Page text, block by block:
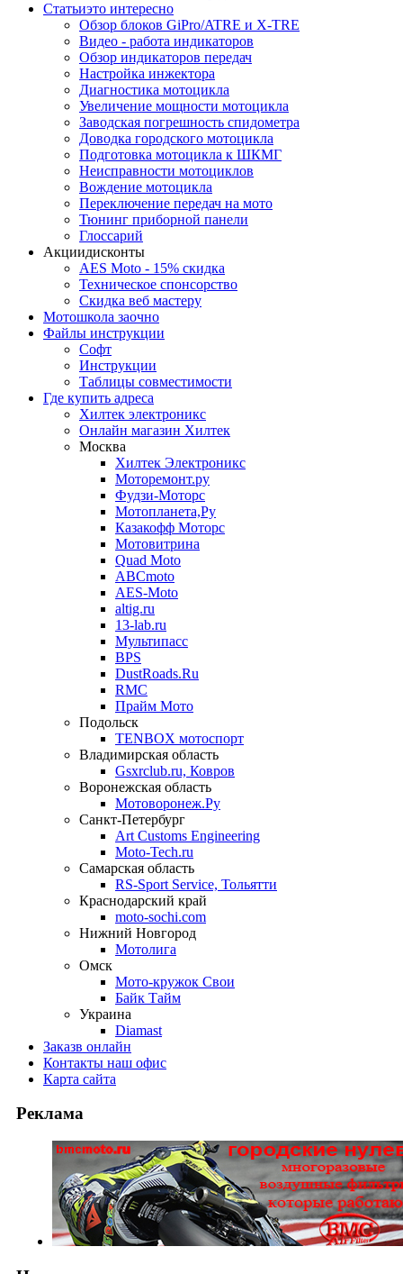
Статьиэто интересно
Обзор блоков GiPro/ATRE и X-TRE
Видео - работа индикаторов
Обзор индикаторов передач
Настройка инжектора
Диагноcтика мотоцикла
Увеличение мощности мотоцикла
Заводская погрешность спидометра
Доводка городского мотоцикла
Подготовка мотоцикла к ШКМГ
Неисправности мотоциклов
Вождение мотоцикла
Переключение передач на мото
Тюнинг приборной панели
Глоссарий
Акциидисконты
AES Moto - 15% скидка
Техническое спонсорство
Скидка веб мастеру
Мотошкола заочно
Файлы инструкции
Софт
Инструкции
Таблицы совместимости
Где купить адреса
Хилтек электроникс
Онлайн магазин Хилтек
Москва
Хилтек Электроникс
Моторемонт.ру
Фудзи-Моторс
Мотопланета,Ру
Казакофф Моторс
Мотовитрина
Quad Moto
ABCmoto
AES-Moto
altig.ru
13-lab.ru
Мультипасс
BPS
DustRoads.Ru
RMC
Прайм Мото
Подольск
TENBOX мотоспорт
Владимирская область
Gsxrclub.ru, Ковров
Воронежская область
Мотоворонеж.Ру
Санкт-Петербург
Art Customs Engineering
Moto-Tech.ru
Самарская область
RS-Sport Service, Тольятти
Краснодарский край
moto-sochi.com
Нижний Новгород
Мотолига
Омск
Мото-кружок Свои
Байк Тайм
Украина
Diamast
Заказв онлайн
Контакты наш офис
Карта сайта
Реклама